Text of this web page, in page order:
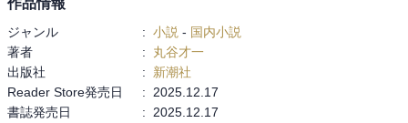
そう思わせる筆致は、さすがだ。
作品情報
ジャンル : 小説 - 国内小説
著者
:
丸谷才一
出版社
:
新潮社
Reader Store発売日
:
2025.12.17
書誌発売日
:
2025.12.17